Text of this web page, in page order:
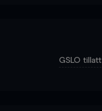
GSLO tillatt